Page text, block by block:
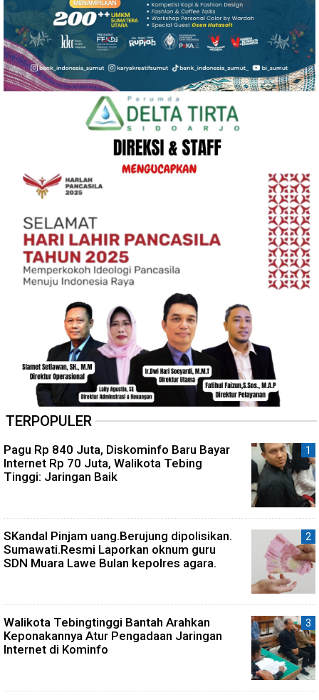
TERPOPULER
Pagu Rp 840 Juta, Diskominfo Baru Bayar
Internet Rp 70 Juta, Walikota Tebing
Tinggi: Jaringan Baik
SKandal Pinjam uang.Berujung dipolisikan.
Sumawati.Resmi Laporkan oknum guru
SDN Muara Lawe Bulan kepolres agara.
Walikota Tebingtinggi Bantah Arahkan
Keponakannya Atur Pengadaan Jaringan
Internet di Kominfo